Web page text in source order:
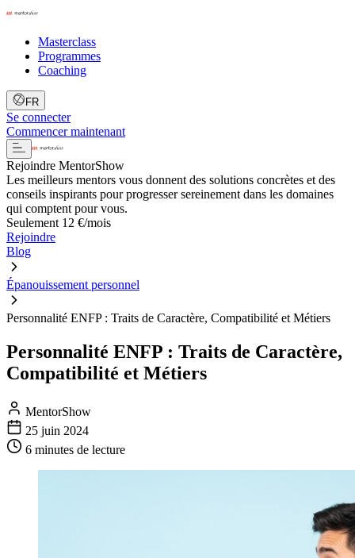
Masterclass
Programmes
Coaching
FR
Se connecter
Commencer maintenant
Rejoindre MentorShow
Les meilleurs mentors vous donnent des solutions concrètes et des
conseils inspirants pour progresser sereinement dans les domaines
qui comptent pour vous.
Seulement 12 €/mois
Rejoindre
Blog
Épanouissement personnel
Personnalité ENFP : Traits de Caractère, Compatibilité et Métiers
Personnalité ENFP : Traits de Caractère,
Compatibilité et Métiers
MentorShow
25 juin 2024
6 minutes de lecture